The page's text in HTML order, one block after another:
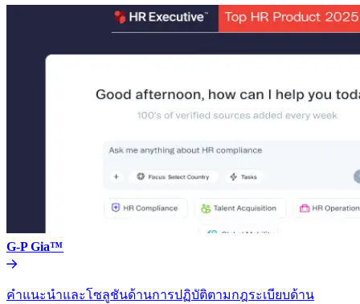
G-P Gia™​​
คำแนะนำและโซลูชันด้านการปฏิบัติตามกฎระเบียบด้าน